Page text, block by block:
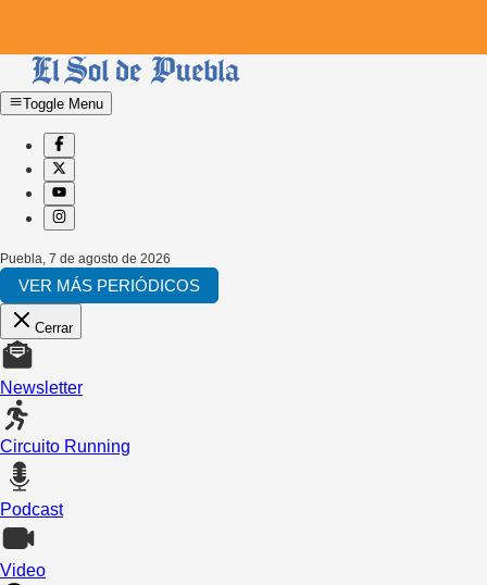
Toggle Menu
Puebla 7 de agosto de 2026
VER MÁS PERIÓDICOS
Cerrar
Newsletter
Circuito Running
Podcast
Video